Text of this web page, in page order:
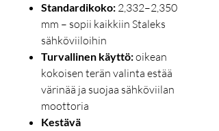
Standardikoko: 2,332–2,350
mm – sopii kaikkiin Staleks
sähköviiloihin
Turvallinen käyttö:oikean
kokoisen terän valinta estää
värinää ja suojaa sähköviilan
moottoria
Kestävä